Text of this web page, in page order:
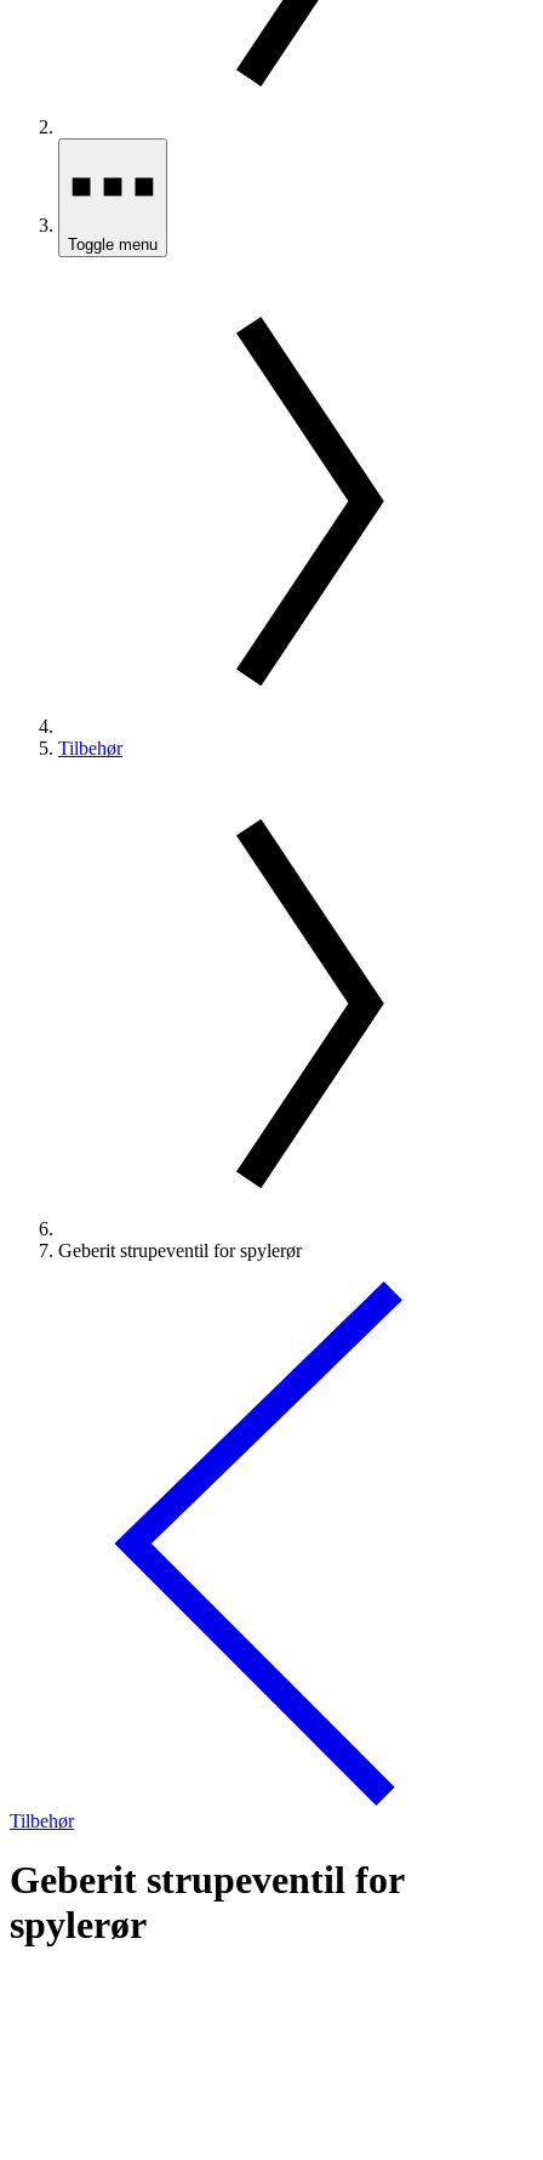
Toggle menu
Tilbehør
Geberit strupeventil for spylerør
Tilbehør
Geberit strupeventil for
spylerør